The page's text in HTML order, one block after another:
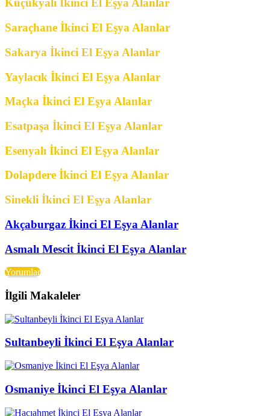
Küçükyalı İkinci El Eşya Alanlar
Saraçhane İkinci El Eşya Alanlar
Sakarya İkinci El Eşya Alanlar
Yaylacık İkinci El Eşya Alanlar
Maçka İkinci El Eşya Alanlar
Esatpaşa İkinci El Eşya Alanlar
Esenyalı İkinci El Eşya Alanlar
Dolapdere İkinci El Eşya Alanlar
Sinekli İkinci El Eşya Alanlar
Akçaburgaz İkinci El Eşya Alanlar
Asmalı Mescit İkinci El Eşya Alanlar
Yorumlar
İlgili Makaleler
Sultanbeyli İkinci El Eşya Alanlar
Osmaniye İkinci El Eşya Alanlar